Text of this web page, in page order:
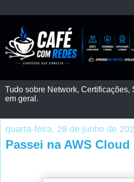
Tudo sobre Network, Certificações,
em geral.
quarta-feira, 28 de junho de
Passei na AWS